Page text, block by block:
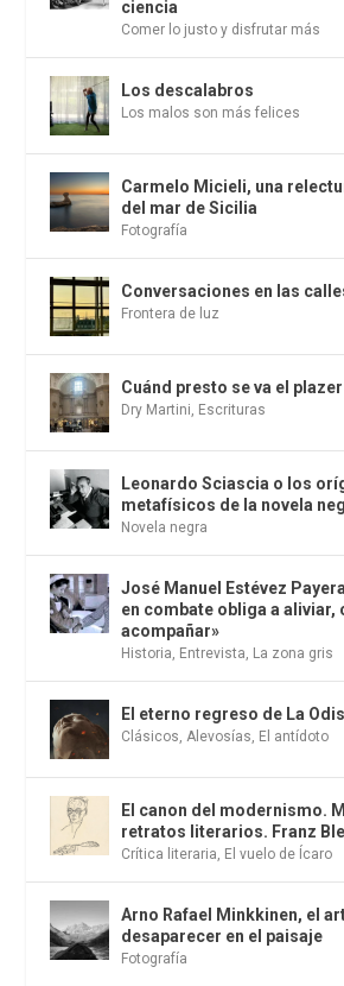
ciencia
Comer lo justo y disfrutar más
Los descalabros
Los malos son más felices
Carmelo Micieli, una
del mar de Sicilia
Fotografía
Conversaciones en las
Frontera de luz
Cuánd presto se va el plazer
Dry Martini, Escrituras
Leonardo Sciascia o los
metafísicos de la novela
Novela negra
José Manuel Estévez
en combate obliga a aliviar,
acompañar»
Historia, Entrevista, La zona gris
El eterno regreso de La
Clásicos,Alevosías, El antídoto
El canon del modernismo.
retratos literarios. Franz
Crítica literaria, El vuelo de Ícaro
Arno Rafael Minkkinen, el
desaparecer en el paisaje
Fotografía